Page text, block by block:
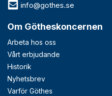
info@gothes.se
Om Götheskoncernen
Arbeta hos oss
Vårt erbjudande
Historik
Nyhetsbrev
Varför Göthes